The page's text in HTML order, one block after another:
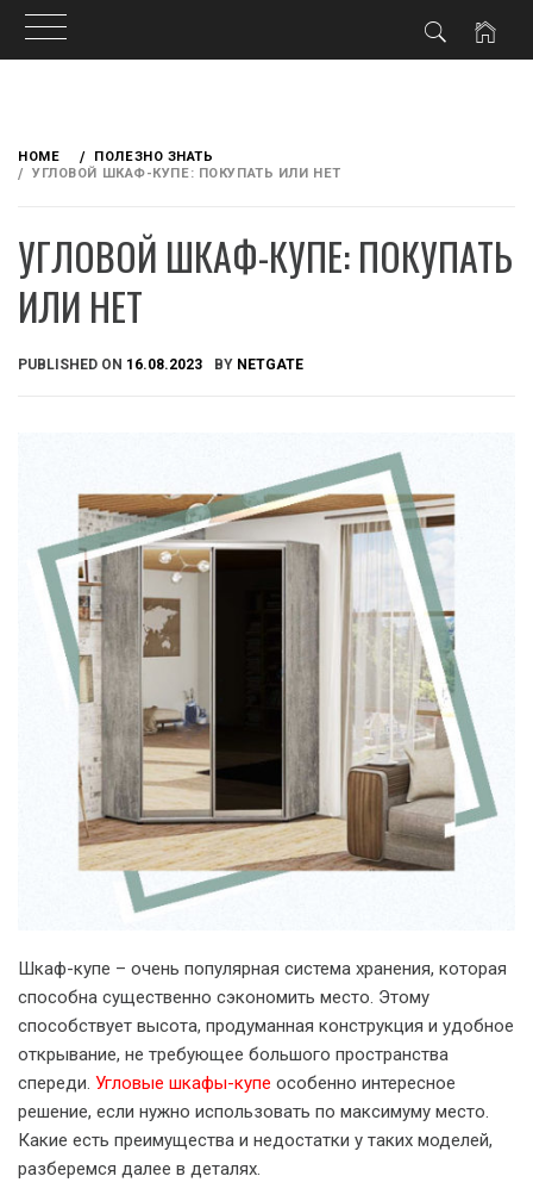
content
HOME
ПОЛЕЗНО ЗНАТЬ
УГЛОВОЙ ШКАФ-КУПЕ: ПОКУПАТЬ ИЛИ НЕТ
УГЛОВОЙ ШКАФ-КУПЕ: ПОКУПАТЬ
ИЛИ НЕТ
PUBLISHED ON 16.08.2023 BY NETGATE
Шкаф-купе – очень популярная система хранения, которая
способна существенно сэкономить место. Этому
способствует высота, продуманная конструкция и удобное
открывание, не требующее большого пространства
спереди. Угловые шкафы-купе особенно интересное
решение, если нужно использовать по максимуму место.
Какие есть преимущества и недостатки у таких моделей,
разберемся далее в деталях.